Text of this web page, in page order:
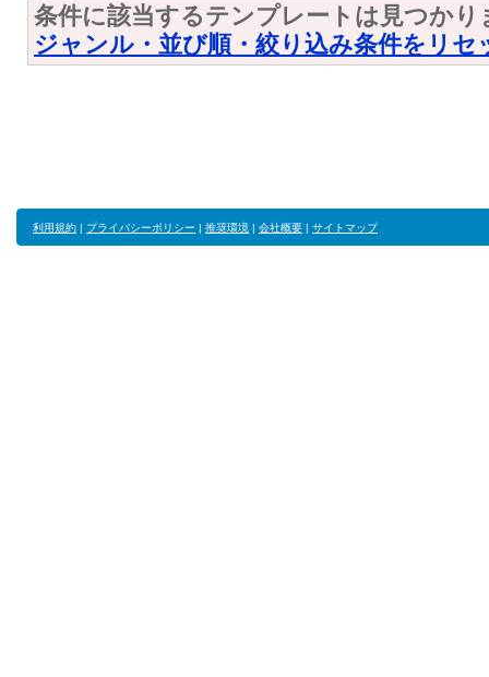
条件に該当するテンプレートは見つかり
ジャンル・並び順・絞り込み条件をリセ
利用規約 | プライバシーポリシー | 推奨環境 | 会社概要 | サイトマップ